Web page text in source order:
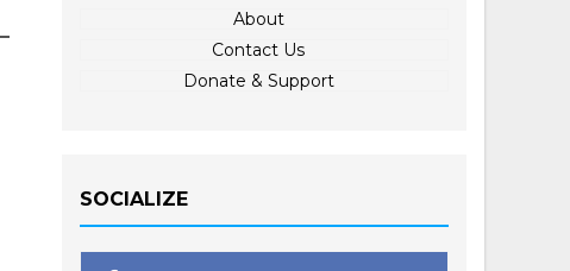
About
Contact Us
Donate & Support
SOCIALIZE